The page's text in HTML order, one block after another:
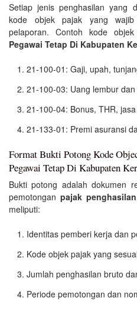
Setiap jenis penghasilan yang
kode objek pajak yang wajib
pelaporan. Contoh kode
Pegawai Tetap Di Kabupaten
21-100-01: Gaji, upah,
21-100-03: Uang lembur
21-100-04: Bonus, THR,
21-133-01: Premi asuransi
Format Bukti Potong Kode
Pegawai Tetap Di Kabupaten
Bukti potong adalah dokumen
pemotonganpajak penghasilan
meliputi:
Identitas pemberi kerja dan
Kode objek pajak yang
Jumlah penghasilan bruto
Periode pemotongan dan